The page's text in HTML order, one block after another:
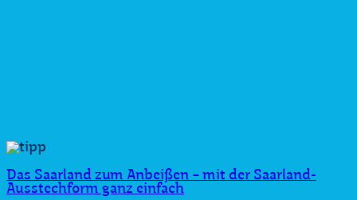
Das Saarland zum Anbeißen − mit der Saarland-
Ausstechform ganz einfach